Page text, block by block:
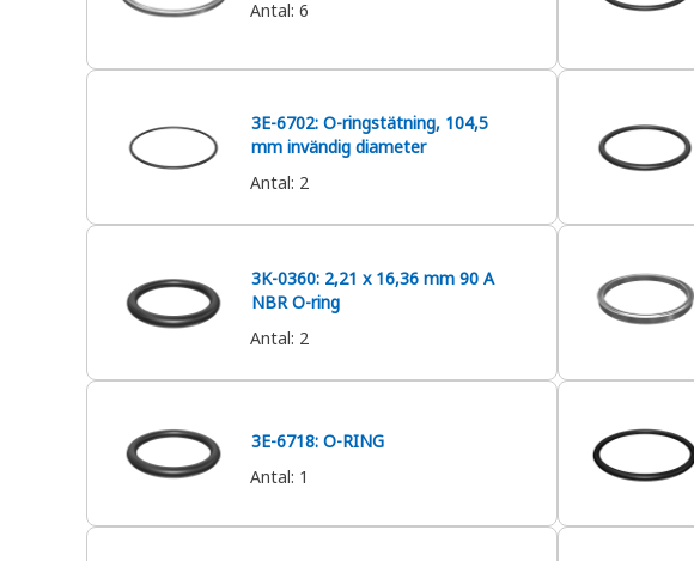
Antal: 6
3E-6702: O-ringstätning, 104,5
mm invändig diameter
Antal: 2
3K-0360: 2,21 x 16,36 mm 90 A
NBR O-ring
Antal: 2
3E-6718: O-RING
Antal: 1